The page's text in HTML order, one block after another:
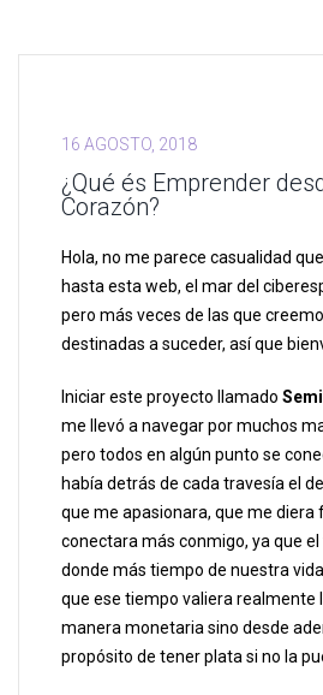
16 AGOSTO, 2018
¿Qué és Emprender
Corazón?
Hola, no me parece casualidad
hasta esta web, el mar del
pero más veces de las que
destinadas a suceder, así que
Iniciar este proyecto llamado
me llevó a navegar por muchos
pero todos en algún punto se
había detrás de cada travesía el
que me apasionara, que me diera
conectara más conmigo, ya que
donde más tiempo de nuestra
que ese tiempo valiera realmente
manera monetaria sino desde
propósito de tener plata si no la